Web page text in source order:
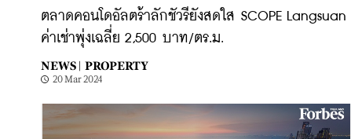
ตลาดคอนโดอัลตร้าลักชัวรียังสดใส SCOPE Langsuan
ค่าเช่าพุ่งเฉลี่ย 2,500 บาท/ตร.ม.
NEWS | PROPERTY
20 Mar 2024